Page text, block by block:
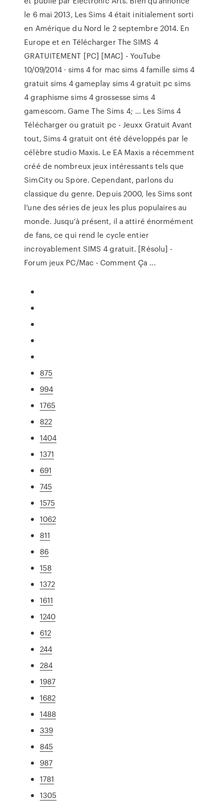
le 6 mai 2013, Les Sims 4 était initialement sorti
en Amérique du Nord le 2 septembre 2014. En
Europe et en Télécharger The SIMS 4
GRATUITEMENT [PC] [MAC] - YouTube
10/09/2014 · sims 4 for mac sims 4 famille sims 4
gratuit sims 4 gameplay sims 4 gratuit pc sims
4 graphisme sims 4 grossesse sims 4
gamescom. Game The Sims 4; … Les Sims 4
Télécharger ou gratuit pc - Jeuxx Gratuit Avant
tout, Sims 4 gratuit ont été développés par le
célèbre studio Maxis. Le EA Maxis a récemment
créé de nombreux jeux intéressants tels que
SimCity ou Spore. Cependant, parlons du
classique du genre. Depuis 2000, les Sims sont
l’une des séries de jeux les plus populaires au
monde. Jusqu’à présent, il a attiré énormément
de fans, ce qui rend le cycle entier
incroyablement SIMS 4 gratuit. [Résolu] -
Forum jeux PC/Mac - Comment Ça ...
875
994
1765
822
1404
1371
691
745
1575
1062
811
86
158
1372
1611
1240
612
244
284
1987
1682
1488
339
845
987
1781
1305